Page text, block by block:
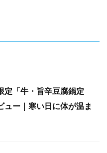
定「牛・旨辛豆腐鍋定
ュー｜寒い日に体が温ま